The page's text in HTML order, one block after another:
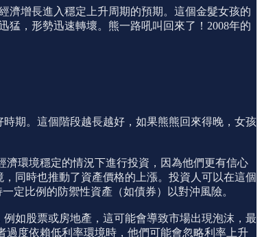
濟增長進入穩定上升周期的預期。這個金髮女孩的
猛，形勢迅速轉壞。熊一路吼叫回來了！2008年的
期。這個階段越長越好，如果熊熊回來得晚，女孩
環境穩定的情況下進行投資，因為他們更有信心
同時也推動了資產價格的上漲。投資人可以在這個
定比例的防禦性資產（如債券）以對沖風險。
如股票或房地產，這可能會導致市場出現泡沫，最
度依賴低利率環境時，他們可能會忽略利率上升